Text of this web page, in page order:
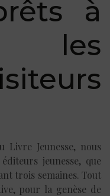
à
les
Livre Jeunesse, nous
jeunesse, que
trois semaines. Tout
pour la genèse de